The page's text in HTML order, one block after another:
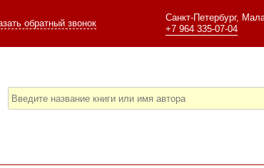
обратный звонок
Санкт-Петербург,
+7 964 335-07-04